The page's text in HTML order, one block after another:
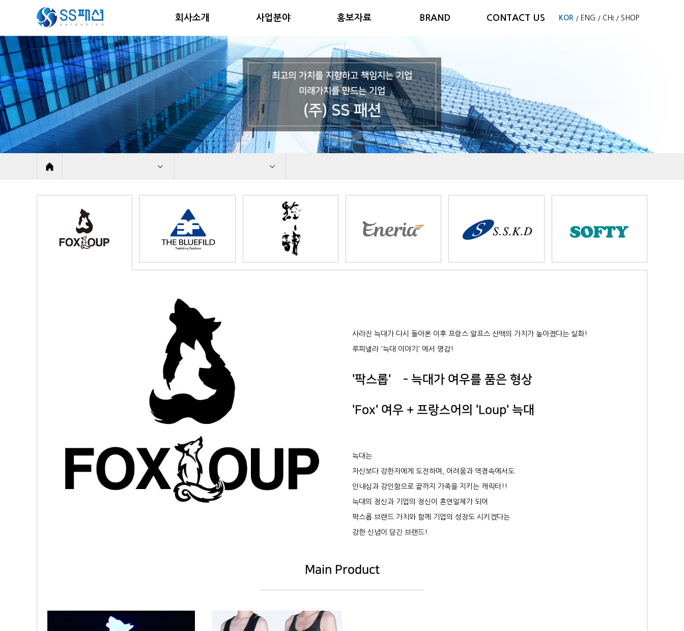
회사소개 사업분야 홍보자료 BRAND CONTACT US KOR / ENG / CHI / SHOP
최고의 가치를 지향하고 책임지는 기업
미래가치를 만드는 기업
(주) SS 패션
사업분야
홍보자료
BRAND
경영이념&비전
회사연혁
품질경영
조직도
브랜드소개
주요사업부분
조달청 군수물자 납품
레저의류
보도자료
인증 및 수상실적
온라인 브로셔
로고
팍스롭
인재채용
사라진 늑대가 다시 돌아온 이후 프랑스 알프스 산맥의 가치가 높아졌다는 실화!
루피넬라 '늑대 이야기' 에서 영감!
'팍스롭' - 늑대가 여우를 품은 형상
'Fox' 여우 + 프랑스어의 'Loup' 늑대
늑대는
자신보다 강한자에게 도전하며, 어려움과 역경속에서도
인내심과 강인함으로 끝까지 가족을 지키는 캐릭터!!
늑대의 정신과 기업의 정신이 혼연일체가 되어
팍스롭 브랜드 가치와 함께 기업의 성장도 시키겠다는
강한 신념이 담긴 브랜드!.
Main Product